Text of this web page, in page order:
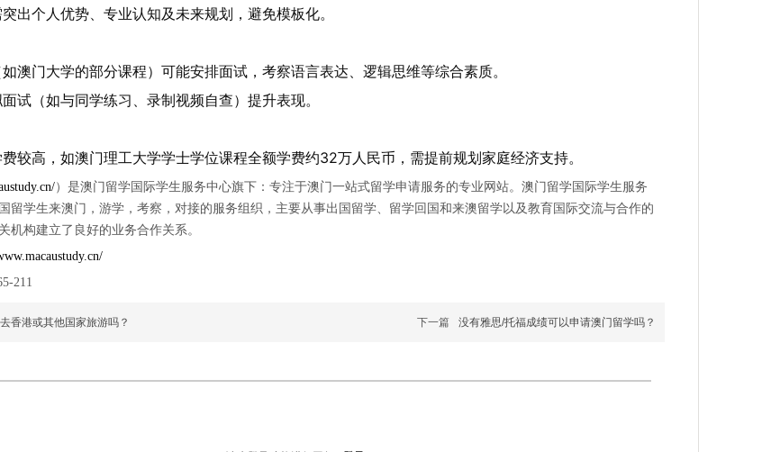
出个人优势、专业认知及未来规划，避免模板化。
澳门大学的部分课程）可能安排面试，考察语言表达、逻辑思维等综合素质。
试（如与同学练习、录制视频自查）提升表现。
较高，如澳门理工大学学士学位课程全额学费约32万人民币，需提前规划家庭经济支持。
） 是澳门留学国际学生服务中心旗下：专注于澳门一站式留学申请服务的专业网站。澳门留学国际学生服务
留学生来澳门，游学，考察，对接的服务组织，主要从事出国留学、留学回国和来澳留学以及教育国际交流与合作的
机构建立了良好的业务合作关系。
211
香港或其他国家旅游吗？ 下一篇 没有雅思/托福成绩可以申请澳门留学吗？